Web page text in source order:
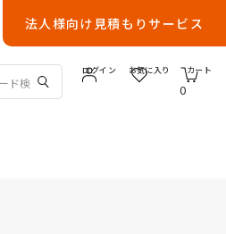
法人様向け見積もりサービス
ログイン お気に入り
0
カート